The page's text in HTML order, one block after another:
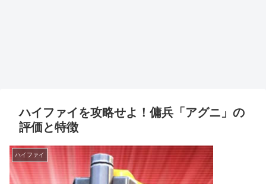
ハイファイを攻略せよ！傭兵「アグニ」の
評価と特徴
ハイファイ